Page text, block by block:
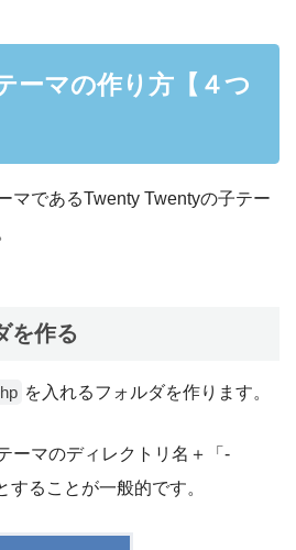
ーマの作り方【４つ
マであるTwenty Twentyの子テー
を作る
を入れるフォルダを作ります。
ーマのディレクトリ名＋「-
ることが一般的です。